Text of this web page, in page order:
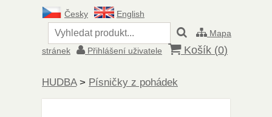
Česky
English
Mapa
stránek
Přihlášení uživatele Košík (0)
HUDBA > Písničky z pohádek